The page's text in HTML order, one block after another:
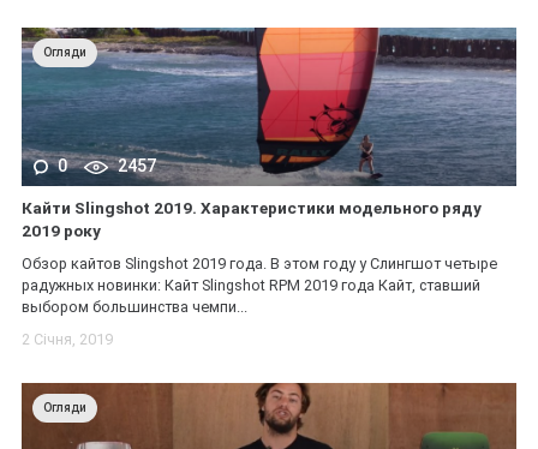
Огляди
0 2457
Кайти Slingshot 2019. Характеристики модельного ряду
2019 року
Обзор кайтов Slingshot 2019 года. В этом году у Слингшот четыре
радужных новинки: Кайт Slingshot RPM 2019 года Кайт, ставший
выбором большинства чемпи...
2 Січня, 2019
Огляди